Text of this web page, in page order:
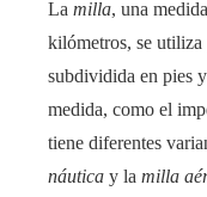
La milla, una
kilómetros, se utiliza
subdividida en pies
medida, como el
tiene diferentes
náutica y la milla